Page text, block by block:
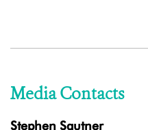
Media Contacts
Stephen Sautner